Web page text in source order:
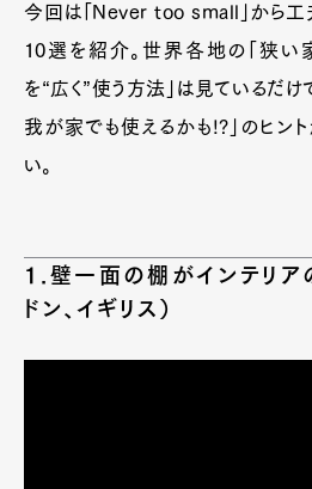
今回は「Never too small」から工
10選を紹介。世界各地の「狭い
を“広く”使う方法」は見ているだけ
我が家でも使えるかも!?」のヒン
い。
1.壁一面の棚がインテリア
ドン、イギリス）